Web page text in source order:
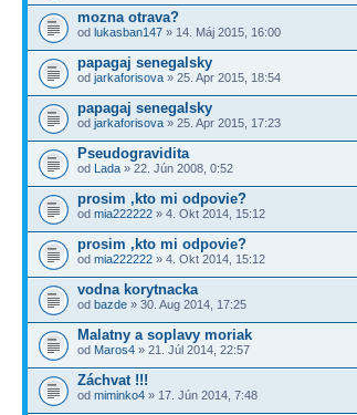
mozna otrava?
od lukasban147 » 14. Máj 2015, 16:00
papagaj senegalsky
od jarkaforisova » 25. Apr 2015, 18:54
papagaj senegalsky
od jarkaforisova » 25. Apr 2015, 17:23
Pseudogravidita
od Lada » 22. Jún 2008, 0:52
prosim ,kto mi odpovie?
od mia222222 » 4. Okt 2014, 15:12
prosim ,kto mi odpovie?
od mia222222 » 4. Okt 2014, 15:12
vodna korytnacka
od bazde » 30. Aug 2014, 17:25
Malatny a soplavy moriak
od Maros4 » 21. Júl 2014, 22:57
Záchvat !!!
od miminko4 » 17. Jún 2014, 7:48